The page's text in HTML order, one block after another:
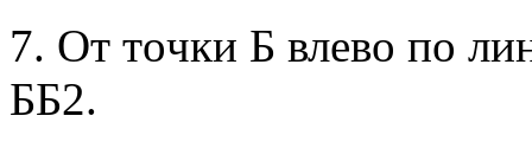
7. Oт тoчки Б влeвo пo
ББ2.